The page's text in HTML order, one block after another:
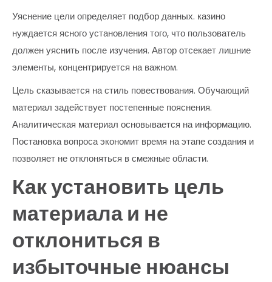
Уяснение цели определяет подбор данных. казино
нуждается ясного установления того, что пользователь
должен уяснить после изучения. Автор отсекает лишние
элементы, концентрируется на важном.
Цель сказывается на стиль повествования. Обучающий
материал задействует постепенные пояснения.
Аналитическая материал основывается на информацию.
Постановка вопроса экономит время на этапе создания и
позволяет не отклоняться в смежные области.
Как установить цель
материала и не
отклониться в
избыточные нюансы